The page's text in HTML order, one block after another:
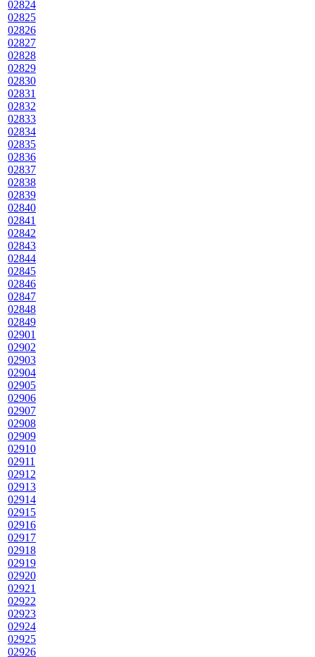
02824
02825
02826
02827
02828
02829
02830
02831
02832
02833
02834
02835
02836
02837
02838
02839
02840
02841
02842
02843
02844
02845
02846
02847
02848
02849
02901
02902
02903
02904
02905
02906
02907
02908
02909
02910
02911
02912
02913
02914
02915
02916
02917
02918
02919
02920
02921
02922
02923
02924
02925
02926